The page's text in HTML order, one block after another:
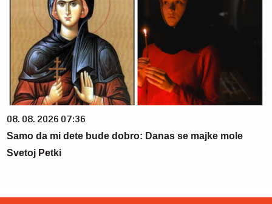
08. 08. 2026 07:36
Samo da mi dete bude dobro: Danas se majke mole
Svetoj Petki